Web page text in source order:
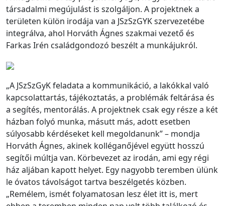
társadalmi megújulást is szolgáljon. A projektnek a
területen külön irodája van a JSzSzGYK szervezetébe
integrálva, ahol Horváth Ágnes szakmai vezető és
Farkas Irén családgondozó beszélt a munkájukról.
„A JSzSzGyK feladata a kommunikáció, a lakókkal való
kapcsolattartás, tájékoztatás, a problémák feltárása és
a segítés, mentorálás. A projektnek csak egy része a két
házban folyó munka, másutt más, adott esetben
súlyosabb kérdéseket kell megoldanunk” – mondja
Horváth Ágnes, akinek kolléganőjével együtt hosszú
segítői múltja van. Körbevezet az irodán, ami egy régi
ház aljában kapott helyet. Egy nagyobb teremben ülünk
le óvatos távolságot tartva beszélgetés közben.
„Remélem, ismét folyamatosan lesz élet itt is, mert